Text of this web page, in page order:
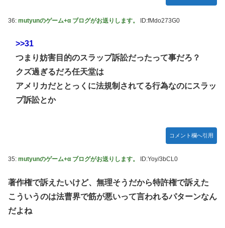
36: mutyunのゲーム+α ブログがお送りします。 ID:fMdo273G0
>>31
つまり妨害目的のスラップ訴訟だったって事だろ？
クズ過ぎるだろ任天堂は
アメリカだととっくに法規制されてる行為なのにスラッ
プ訴訟とか
コメント欄へ引用
35: mutyunのゲーム+α ブログがお送りします。 ID:Yoy/3bCL0
著作権で訴えたいけど、無理そうだから特許権で訴えた
こういうのは法曹界で筋が悪いって言われるパターンなん
だよね